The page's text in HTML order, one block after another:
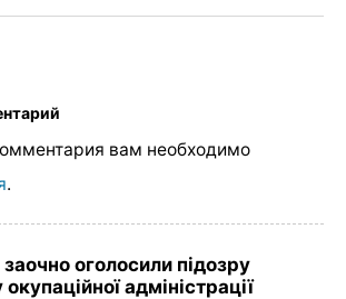
вам необходимо
.
оголосили підозру
адміністрації